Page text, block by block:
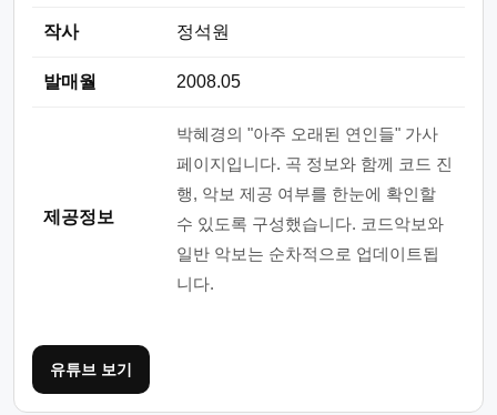
작사 정석원
발매월 2008.05
제공정보
박혜경의 "아주 오래된 연인들" 가사
페이지입니다. 곡 정보와 함께 코드 진
행, 악보 제공 여부를 한눈에 확인할
수 있도록 구성했습니다. 코드악보와
일반 악보는 순차적으로 업데이트됩
니다.
유튜브 보기